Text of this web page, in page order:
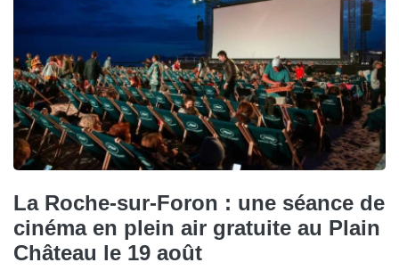
La Roche-sur-Foron : une séance de
cinéma en plein air gratuite au Plain
Château le 19 août